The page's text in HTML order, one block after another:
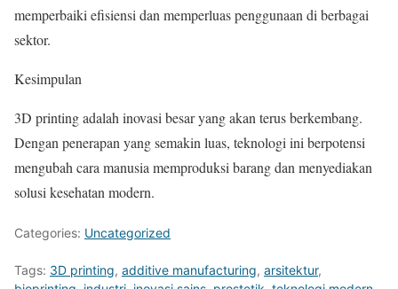
memperbaiki efisiensi dan memperluas penggunaan di berbagai
sektor.
Kesimpulan
3D printing adalah inovasi besar yang akan terus berkembang.
Dengan penerapan yang semakin luas, teknologi ini berpotensi
mengubah cara manusia memproduksi barang dan menyediakan
solusi kesehatan modern.
Categories: Uncategorized
Tags: 3D printing, additive manufacturing, arsitektur,